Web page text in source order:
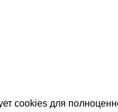
cookies для